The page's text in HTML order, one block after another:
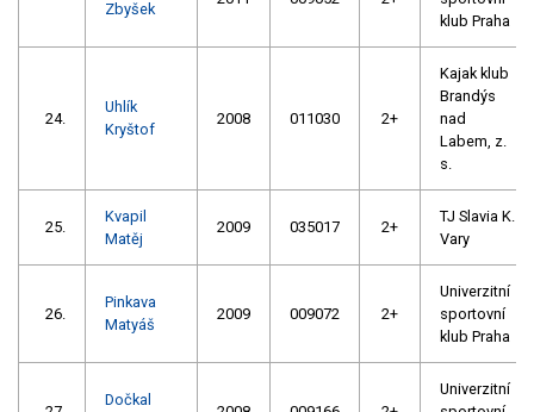
Zbyšek
klub Praha
24.
Uhlík
Kryštof
2008 011030 2+
Kajak klub
Brandýs
nad
Labem, z.
s.
25.
Kvapil
Matěj
2009 035017 2+
TJ Slavia K.
Vary
26.
Pinkava
Matyáš
2009 009072 2+
Univerzitní
sportovní
klub Praha
Dočkal
Univerzitní